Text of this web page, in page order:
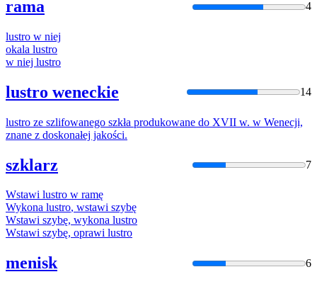
rama 4
lustro w niej
okala lustro
w niej lustro
lustro weneckie 14
lustro ze szlifowanego szkła produkowane do XVII w. w Wenecji,
znane z doskonałej jakości.
szklarz 7
Wstawi lustro w ramę
Wykona lustro, wstawi szybę
Wstawi szybę, wykona lustro
Wstawi szybę, oprawi lustro
menisk 6